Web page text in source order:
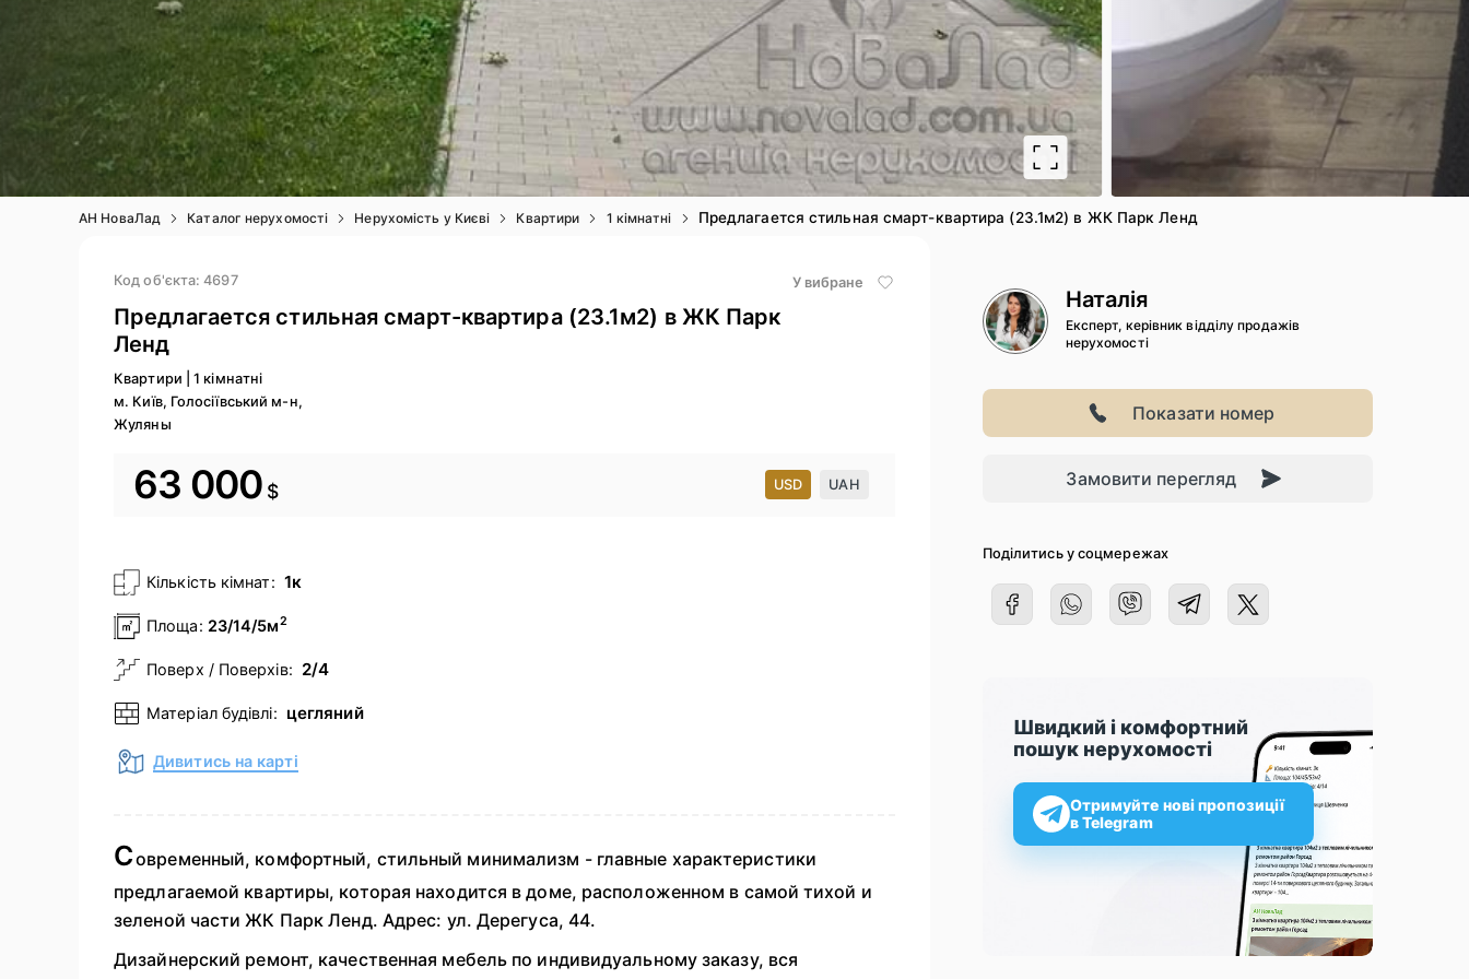
2/ 17
АН НоваЛад Каталог нерухомості Нерухомість у Києві Квартири 1 кімнатні Предлагается стильная смарт-квартира (23.1м2) в ЖК Парк Ленд
Код об'єкта: 4697 У вибране
Предлагается стильная смарт-квартира (23.1м2) в ЖК Парк
Ленд
Квартири |1 кімнатні
м. Київ, Голосіївський м-н,
Жуляны
63 000 $ USD UAH
Кількість кімнат: 1к
Площа: 23/14/5м2
Поверх / Поверхів: 2/4
Матеріал будівлі: цегляний
Дивитись на карті
Современный, комфортный, стильный минимализм - главные характеристики
предлагаемой квартиры, которая находится в доме, расположенном в самой тихой и
зеленой части ЖК Парк Ленд. Адрес: ул. Дерегуса, 44.
Дизайнерский ремонт, качественная мебель по индивидуальному заказу, вся
Наталія
Експерт, керівник відділу продажів
нерухомості
Показати номер
Замовити перегляд
Поділитись у соцмережах
Швидкий і комфортний
пошук нерухомості
Отримуйте нові пропозиції
в Telegram